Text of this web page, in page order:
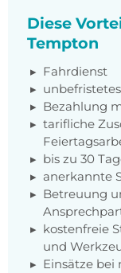
Diese
Tempton
Fahrdienst
Bezahlung
tarifliche
bis zu 30
anerkannte
Betreuung
kostenfreie
und
Einsätze bei